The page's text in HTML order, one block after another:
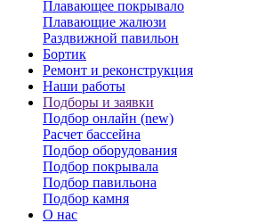
Плавающее покрывало
Плавающие жалюзи
Раздвижной павильон
Бортик
Ремонт и реконструкция
Наши работы
Подборы и заявки
Подбор онлайн (new)
Расчет бассейна
Подбор оборудования
Подбор покрывала
Подбор павильона
Подбор камня
О нас